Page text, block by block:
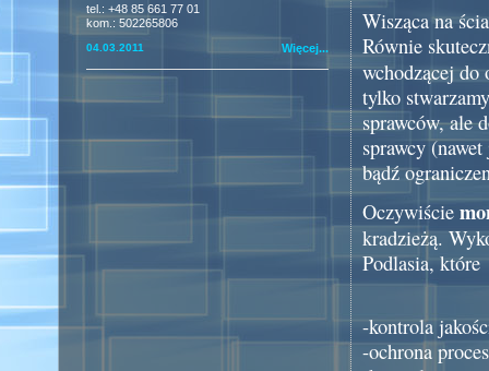
tel.: +48 85 661 77 01
kom.: 502265806
04.03.2011 Więcej...
Wisząca na
Równie
wchodzącej
tylko
sprawców, ale
sprawcy
bądź
Oczywiście
kradzieżą.
Podlasia,
-kontrola
-ochrona